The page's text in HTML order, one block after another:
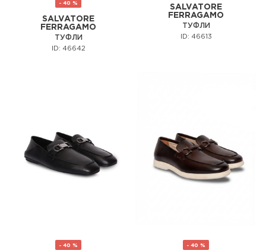
- 40 %
SALVATORE
FERRAGAMO
ТУФЛИ
ID: 46642
SALVATORE
FERRAGAMO
ТУФЛИ
ID: 46613
- 40 % - 40 %